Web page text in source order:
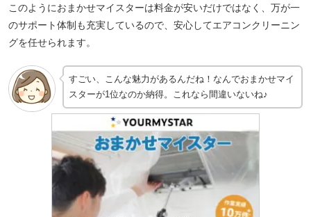
このようにおまかせマイスターは料金が安いだけではなく、万が一
のサポート体制も充実しているので、安心してエアコンクリーニン
グを任せられます。
すごい、こんな魅力があるんだね！なんでおまかせマイ
スターが1位なのか納得。これなら間違いないね♪